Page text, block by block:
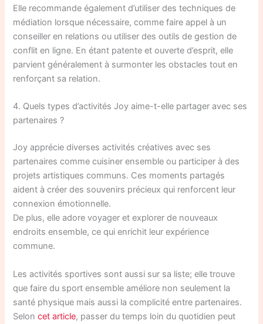
Elle recommande également d’utiliser des techniques de
médiation lorsque nécessaire, comme faire appel à un
conseiller en relations ou utiliser des outils de gestion de
conflit en ligne. En étant patente et ouverte d’esprit, elle
parvient généralement à surmonter les obstacles tout en
renforçant sa relation.
4. Quels types d’activités Joy aime-t-elle partager avec ses
partenaires ?
Joy apprécie diverses activités créatives avec ses
partenaires comme cuisiner ensemble ou participer à des
projets artistiques communs. Ces moments partagés
aident à créer des souvenirs précieux qui renforcent leur
connexion émotionnelle.
De plus, elle adore voyager et explorer de nouveaux
endroits ensemble, ce qui enrichit leur expérience
commune.
Les activités sportives sont aussi sur sa liste; elle trouve
que faire du sport ensemble améliore non seulement la
santé physique mais aussi la complicité entre partenaires.
Seloncet article, passer du temps loin du quotidien peut